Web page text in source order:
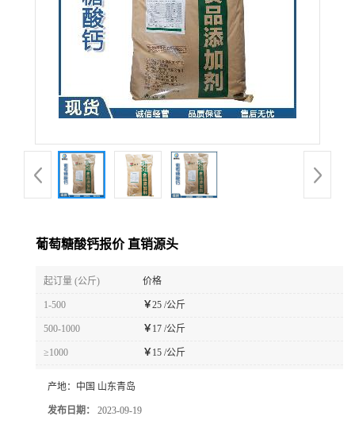
葡萄糖酸钙报价 直销源头
起订量 (公斤) 价格
1-500 ￥25 /公斤
500-1000 ￥ 17 /公斤
≥1000 ￥ 15 /公斤
产地： 中国 山东青岛
发布日期： 2023-09-19